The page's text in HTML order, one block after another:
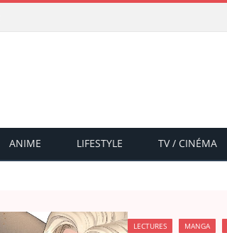
ANIME LIFESTYLE TV / CINÉMA
LECTURES MANGA